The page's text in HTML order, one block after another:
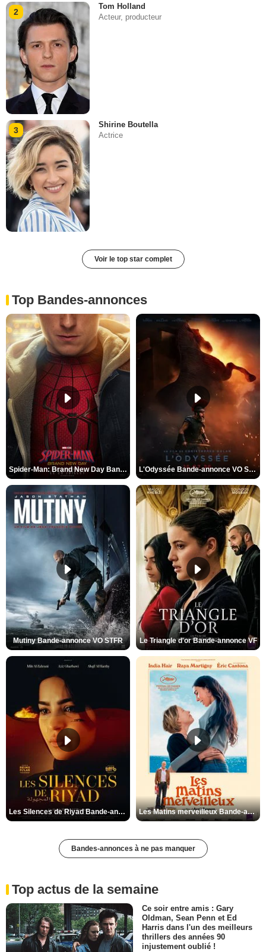
2
Tom Holland
Acteur, producteur
3
Shirine Boutella
Actrice
Voir le top star complet
Top Bandes-annonces
Spider-Man: Brand New Day Bande-annonce VO STFR L'Odyssée Bande-annonce VO STFR
Mutiny Bande-annonce VO STFR Le Triangle d'or Bande-annonce VF
Les Silences de Riyad Bande-annonce VO STFR Les Matins merveilleux Bande-annonce VF
Bandes-annonces à ne pas manquer
Top actus de la semaine
Ce soir entre amis : Gary
Oldman, Sean Penn et Ed
Harris dans l'un des meilleurs
thrillers des années 90
injustement oublié !